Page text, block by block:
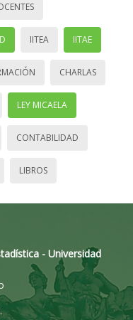
IITEA IITAE
CHARLAS
LEY MICAELA
CONTABILIDAD
LIBROS
- Universidad